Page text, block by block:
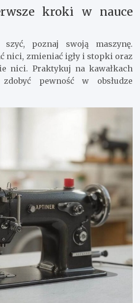
kroki w nauce
szyć, poznaj swoją maszynę.
nici, zmieniać igły i stopki oraz
nici. Praktykuj na kawałkach
pewność w obsłudze